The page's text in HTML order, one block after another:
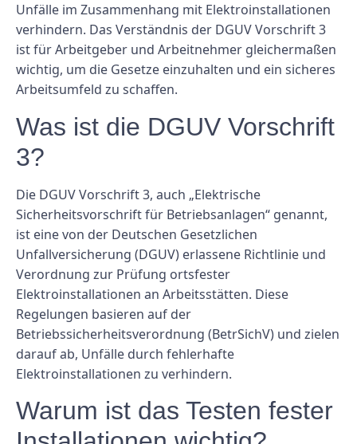
Unfälle im Zusammenhang mit Elektroinstallationen
verhindern. Das Verständnis der DGUV Vorschrift 3
ist für Arbeitgeber und Arbeitnehmer gleichermaßen
wichtig, um die Gesetze einzuhalten und ein sicheres
Arbeitsumfeld zu schaffen.
Was ist die DGUV Vorschrift
3?
Die DGUV Vorschrift 3, auch „Elektrische
Sicherheitsvorschrift für Betriebsanlagen“ genannt,
ist eine von der Deutschen Gesetzlichen
Unfallversicherung (DGUV) erlassene Richtlinie und
Verordnung zur Prüfung ortsfester
Elektroinstallationen an Arbeitsstätten. Diese
Regelungen basieren auf der
Betriebssicherheitsverordnung (BetrSichV) und zielen
darauf ab, Unfälle durch fehlerhafte
Elektroinstallationen zu verhindern.
Warum ist das Testen fester